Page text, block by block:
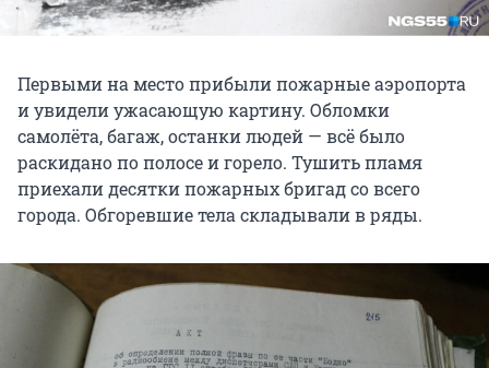
Первыми на место прибыли пожарные аэропорта
и увидели ужасающую картину. Обломки
самолёта, багаж, останки людей — всё было
раскидано по полосе и горело. Тушить пламя
приехали десятки пожарных бригад со всего
города. Обгоревшие тела складывали в ряды.